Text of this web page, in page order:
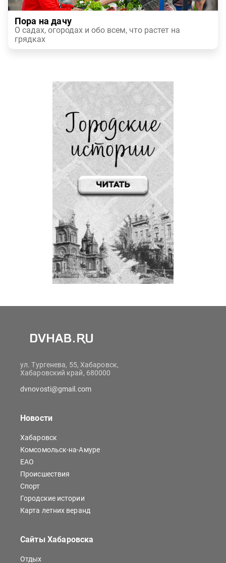
Пора на дачу
О садах, огородах и обо всем, что растет на
грядках
ул. Тургенева, 55, Хабаровск,
Хабаровский край, 680000
dvnovosti@gmail.com
Новости
Хабаровск
Комсомольск-на-Амуре
ЕАО
Происшествия
Спорт
Городские истории
Карта летних веранд
Сайты Хабаровска
Отдых